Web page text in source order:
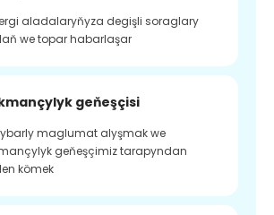
aladalaryňyza degişli soraglary
we topar habarlaşar
geňeşçisi
maglumat alyşmak we
geňeşçimiz tarapyndan
kömek